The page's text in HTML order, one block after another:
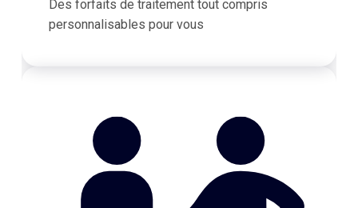
Des forfaits de traitement tout compris
personnalisables pour vous